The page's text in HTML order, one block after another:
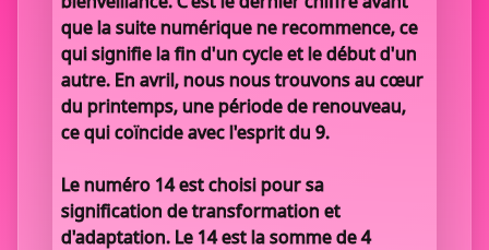
que la suite numérique ne recommence, ce
qui signifie la fin d'un cycle et le début d'un
autre. En avril, nous nous trouvons au cœur
du printemps, une période de renouveau,
ce qui coïncide avec l'esprit du 9.
Le numéro 14 est choisi pour sa
signification de transformation et
d'adaptation. Le 14 est la somme de 4